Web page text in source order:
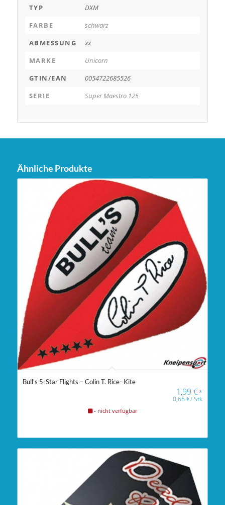
TYP
DXM
FARBE
schwarz
ABMESSUNG
xx
MARKE
Unicorn
GTIN/EAN
0054722685526
SERIE
Super Maestro 125
Ähnliche Produkte
Bull’s 5-Star Flights – Colin T. Rice- Kite
1,99€*
0,66€/Stk
- nicht verfügbar